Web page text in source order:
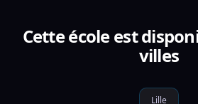
Cette école est
villes
Lille